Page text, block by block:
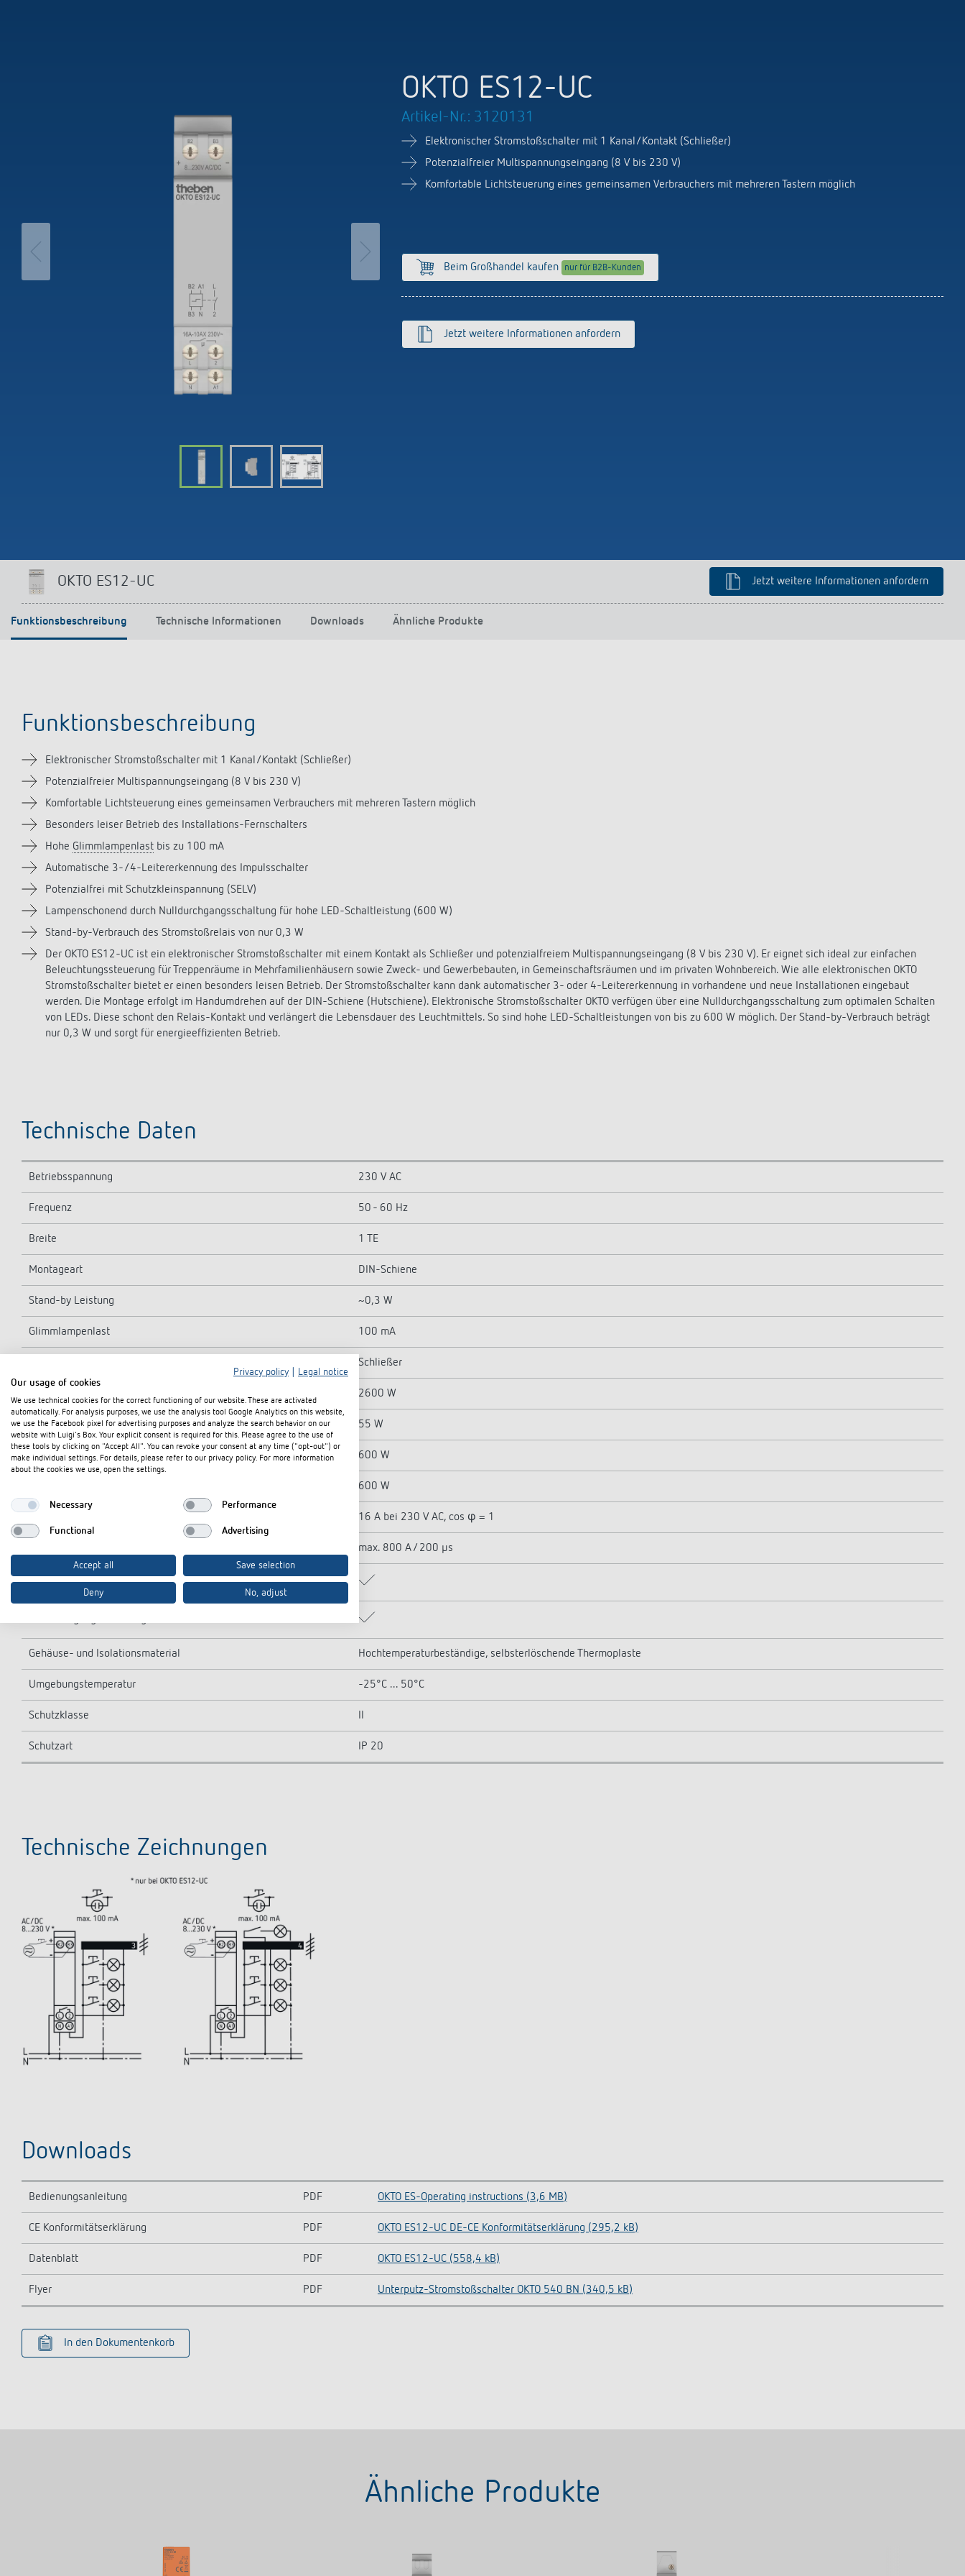
OKTO ES12-UC
Artikel-Nr.: 3120131
Elektronischer Stromstoßschalter mit 1 Kanal/Kontakt (Schließer)
Potenzialfreier Multispannungseingang (8 V bis 230 V)
Komfortable Lichtsteuerung eines gemeinsamen Verbrauchers mit mehreren Tastern möglich
Beim Großhandel kaufen nur für B2B-Kunden
Jetzt weitere Informationen anfordern
OKTO ES12-UC Jetzt weitere Informationen anfordern
Funktionsbeschreibung Technische Informationen Downloads Ähnliche Produkte
Funktionsbeschreibung
Elektronischer Stromstoßschalter mit 1 Kanal/Kontakt (Schließer)
Potenzialfreier Multispannungseingang (8 V bis 230 V)
Komfortable Lichtsteuerung eines gemeinsamen Verbrauchers mit mehreren Tastern möglich
Besonders leiser Betrieb des Installations-Fernschalters
Hohe Glimmlampenlast bis zu 100 mA
Automatische 3-/4-Leitererkennung des Impulsschalter
Potenzialfrei mit Schutzkleinspannung (SELV)
Lampenschonend durch Nulldurchgangsschaltung für hohe LED-Schaltleistung (600 W)
Stand-by-Verbrauch des Stromstoßrelais von nur 0,3 W
Der OKTO ES12-UC ist ein elektronischer Stromstoßschalter mit einem Kontakt als Schließer und potenzialfreiem Multispannungseingang (8 V bis 230 V). Er eignet sich ideal zur einfachen
Beleuchtungssteuerung für Treppenräume in Mehrfamilienhäusern sowie Zweck- und Gewerbebauten, in Gemeinschaftsräumen und im privaten Wohnbereich. Wie alle elektronischen OKTO
Stromstoßschalter bietet er einen besonders leisen Betrieb. Der Stromstoßschalter kann dank automatischer 3- oder 4-Leitererkennung in vorhandene und neue Installationen eingebaut
werden. Die Montage erfolgt im Handumdrehen auf der DIN-Schiene (Hutschiene). Elektronische Stromstoßschalter OKTO verfügen über eine Nulldurchgangsschaltung zum optimalen Schalten
von LEDs. Diese schont den Relais-Kontakt und verlängert die Lebensdauer des Leuchtmittels. So sind hohe LED-Schaltleistungen von bis zu 600 W möglich. Der Stand-by-Verbrauch beträgt
nur 0,3 W und sorgt für energieeffizienten Betrieb.
Technische Daten
Betriebsspannung 230 V AC
Frequenz 50 - 60 Hz
Breite 1 TE
Montageart DIN-Schiene
Stand-by Leistung ~0,3 W
Glimmlampenlast 100 mA
Schließer
2600 W
LED-Lampe < 2 W 55 W
LED-Lampe 2-8 W 600 W
600 W
16 A bei 230 V AC, cos φ = 1
max. 800 A / 200 µs
Multispannungseingang
Gehäuse- und Isolationsmaterial Hochtemperaturbeständige, selbsterlöschende Thermoplaste
Umgebungstemperatur -25°C ... 50°C
Schutzklasse
Schutzart IP 20
Technische Zeichnungen
Downloads
Bedienungsanleitung PDF OKTO ES-Operating instructions (3,6 MB)
CE Konformitätserklärung PDF OKTO ES12-UC DE-CE Konformitätserklärung (295,2 kB)
Datenblatt PDF OKTO ES12-UC (558,4 kB)
Flyer PDF Unterputz-Stromstoßschalter OKTO 540 BN (340,5 kB)
In den Dokumentenkorb
Ähnliche Produkte
Privacy policy
Legal notice
Our usage of cookies
We use technical cookies for the correct functioning of our website. These are activated
automatically. For analysis purposes, we use the analysis tool Google Analytics on this website,
we use the Facebook pixel for advertising purposes and analyze the search behavior on our
website with Luigi's Box. Your explicit consent is required for this. Please agree to the use of
these tools by clicking on "Accept All". You can revoke your consent at any time ("opt-out") or
make individual settings. For details, please refer to our privacy policy. For more information
about the cookies we use, open the settings.
Necessary Performance
Functional Advertising
Accept all Save selection
Deny No, adjust